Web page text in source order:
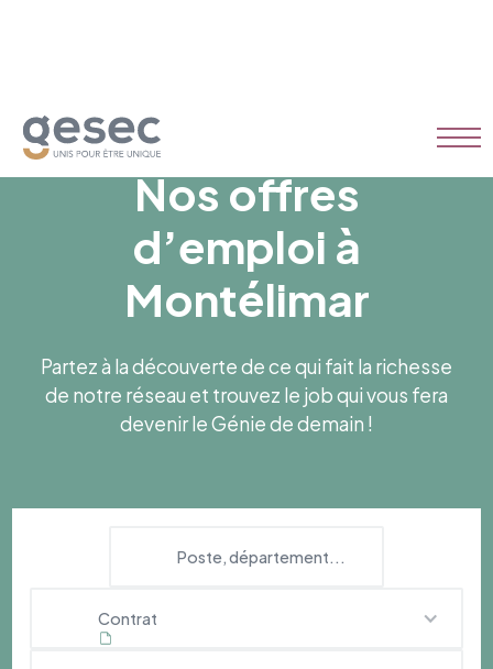
Nos offres
d’emploi à
Montélimar
Partez à la découverte de ce qui fait la richesse
de notre réseau et trouvez le job qui vous fera
devenir le Génie de demain !
Contrat